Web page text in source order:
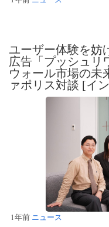
1年前 ニュース
ユーザー体験を妨
広告「プッシュリ
ウォール市場の未
ァポリス対談 [イ